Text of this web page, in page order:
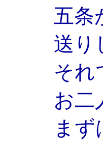
五条
送り
それ
お二
ま